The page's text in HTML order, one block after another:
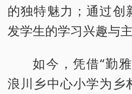
的独特魅力；通过创
发学生的学习兴趣与主
如今，凭借“勤
浪川乡中心小学为乡